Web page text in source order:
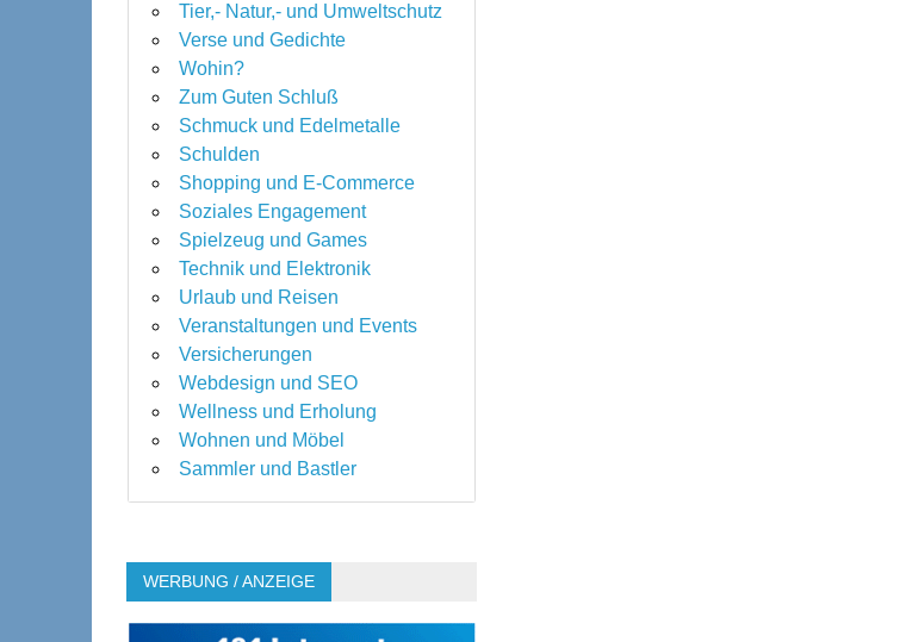
Tier,- Natur,- und Umweltschutz
Verse und Gedichte
Wohin?
Zum Guten Schluß
Schmuck und Edelmetalle
Schulden
Shopping und E-Commerce
Soziales Engagement
Spielzeug und Games
Technik und Elektronik
Urlaub und Reisen
Veranstaltungen und Events
Versicherungen
Webdesign und SEO
Wellness und Erholung
Wohnen und Möbel
Sammler und Bastler
WERBUNG / ANZEIGE